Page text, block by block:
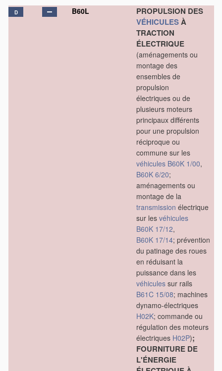
D B60L
PROPULSION DES
VÉHICULESÀ
TRACTION
ÉLECTRIQUE
(aménagements ou
montage des
ensembles de
propulsion
électriques ou de
plusieurs moteurs
principaux différents
pour une propulsion
réciproque ou
commune sur les
véhicules B60K 1/00,
B60K 6/20;
aménagements ou
montage de la
transmission électrique
sur les véhicules
B60K 17/12,
B60K 17/14; prévention
du patinage des roues
en réduisant la
puissance dans les
véhicules sur rails
B61C 15/08; machines
dynamo-électriques
H02K; commande ou
régulation des moteurs
électriques H02P);
FOURNITURE DE
L'ÉNERGIE